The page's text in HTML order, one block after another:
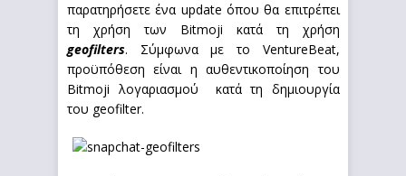
παρατηρήσετε ένα update όπου θα επιτρέπει
τη χρήση των Bitmoji κατά τη χρήση
geofilters. Σύμφωνα με το VentureBeat,
προϋπόθεση είναι η αυθεντικοποίηση του
Bitmoji λογαριασμού
κατά τη δημιουργία
του geofilter.